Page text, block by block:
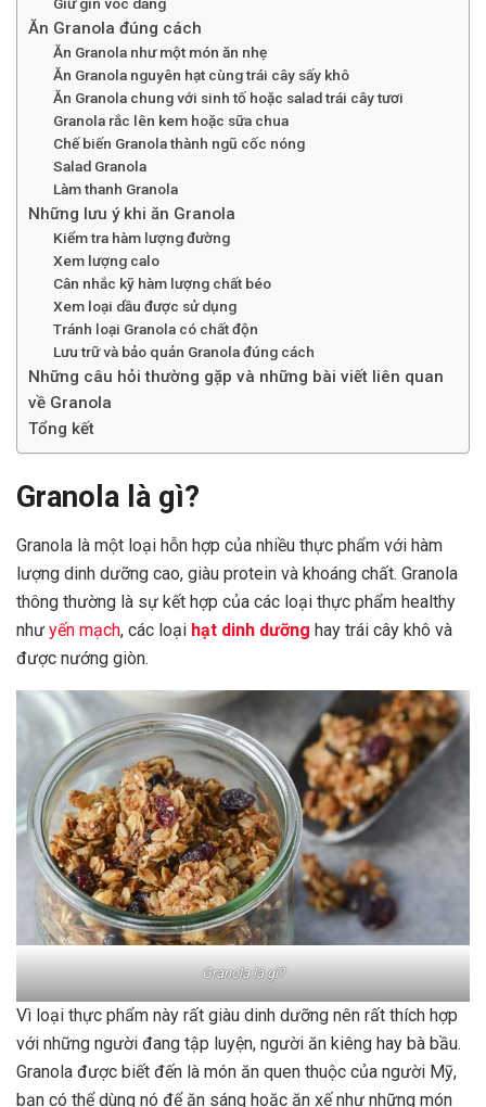
Ăn Granola đúng cách
Ăn Granola như một món ăn nhẹ
Ăn Granola nguyên hạt cùng trái cây sấy khô
Ăn Granola chung với sinh tố hoặc salad trái cây tươi
Granola rắc lên kem hoặc sữa chua
Chế biến Granola thành ngũ cốc nóng
Salad Granola
Làm thanh Granola
Những lưu ý khi ăn Granola
Kiểm tra hàm lượng đường
Xem lượng calo
Cân nhắc kỹ hàm lượng chất béo
Xem loại dầu được sử dụng
Tránh loại Granola có chất độn
Lưu trữ và bảo quản Granola đúng cách
Những câu hỏi thường gặp và những bài viết liên quan
về Granola
Tổng kết
Granola là gì?
Granola là một loại hỗn hợp của nhiều thực phẩm với hàm
lượng dinh dưỡng cao, giàu protein và khoáng chất. Granola
thông thường là sự kết hợp của các loại thực phẩm healthy
như yến mạch, các loại hạt dinh dưỡng hay trái cây khô và
được nướng giòn.
Granola là gì?
Vì loại thực phẩm này rất giàu dinh dưỡng nên rất thích hợp
với những người đang tập luyện, người ăn kiêng hay bà bầu.
Granola được biết đến là món ăn quen thuộc của người Mỹ,
bạn có thể dùng nó để ăn sáng hoặc ăn xế như những món